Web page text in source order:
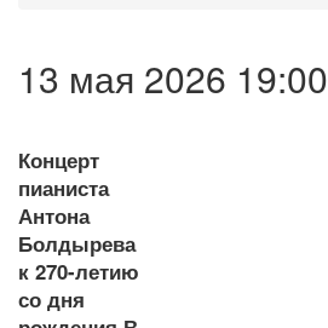
13 мая 2026 19:00
Концерт
пианиста
Антона
Болдырева
к 270-летию
со дня